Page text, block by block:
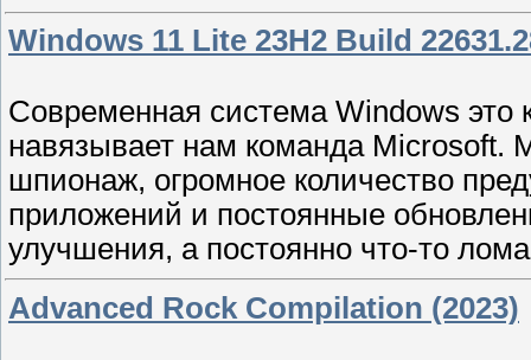
Windows 11 Lite 23H2 Build
Современная система Windows это
навязывает нам команда Microsoft.
шпионаж, огромное количество
приложений и постоянные
улучшения, а постоянно что-то
Advanced Rock Compilation (2023)